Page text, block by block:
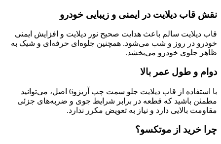
نقش قاب دیلایت در ایمنی و زیبایی خودرو
قاب دیلایت سالم باعث هدایت صحیح نور دیلایت و افزایش ایمنی
خودرو در روز و شب می‌شود. همچنین جلوه‌ای حرفه‌ای و شیک به
ظاهر جلوی خودرو می‌بخشد.
دوام و طول عمر بالا
با استفاده از قاب دیلایت جلو سمت چپ آریزو6 اصل، می‌توانید
مطمئن باشید که قطعه در برابر شرایط جوی و ضربه‌های جزئی
مقاومت بالایی دارد و نیاز به تعویض مکرر ندارد.
چرا خرید از موتکسو؟